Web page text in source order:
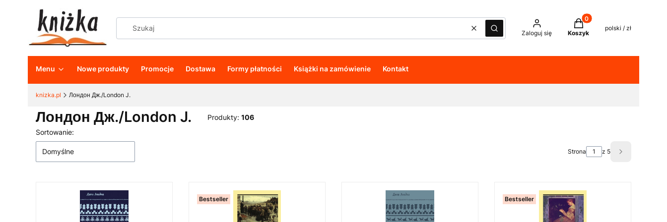
WyczyśćSzukaj Zaloguj się
Produkty w koszyku: 0.
Koszyk
polski / zł
Menu Nowe produkty Promocje Dostawa Formy płatności Książki na zamówienie Kontakt
knizka.pl Лондон Дж./London J.
Лондон Дж./London J. Produkty: 106
Lista produktów
Sortowanie:
Domyślne Strona z 5 Następne
Bestseller Bestseller